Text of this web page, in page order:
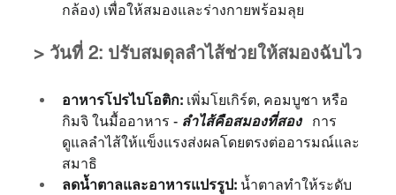
กล้อง) เพื่อให้สมองและร่างกายพร้อมลุย
> วันที่ 2: ปรับสมดุลลำไส้ช่วยให้สมองฉับไว
อาหารโปรไบโอติก: เพิ่มโยเกิร์ต, คอมบูชา หรือ
กิมจิ ในมื้ออาหาร - ลำไส้คือสมองที่สอง
การ
ดูแลลำไส้ให้แข็งแรงส่งผลโดยตรงต่ออารมณ์และ
สมาธิ
ลดน้ำตาลและอาหารแปรรูป: น้ำตาลทำให้ระดับ